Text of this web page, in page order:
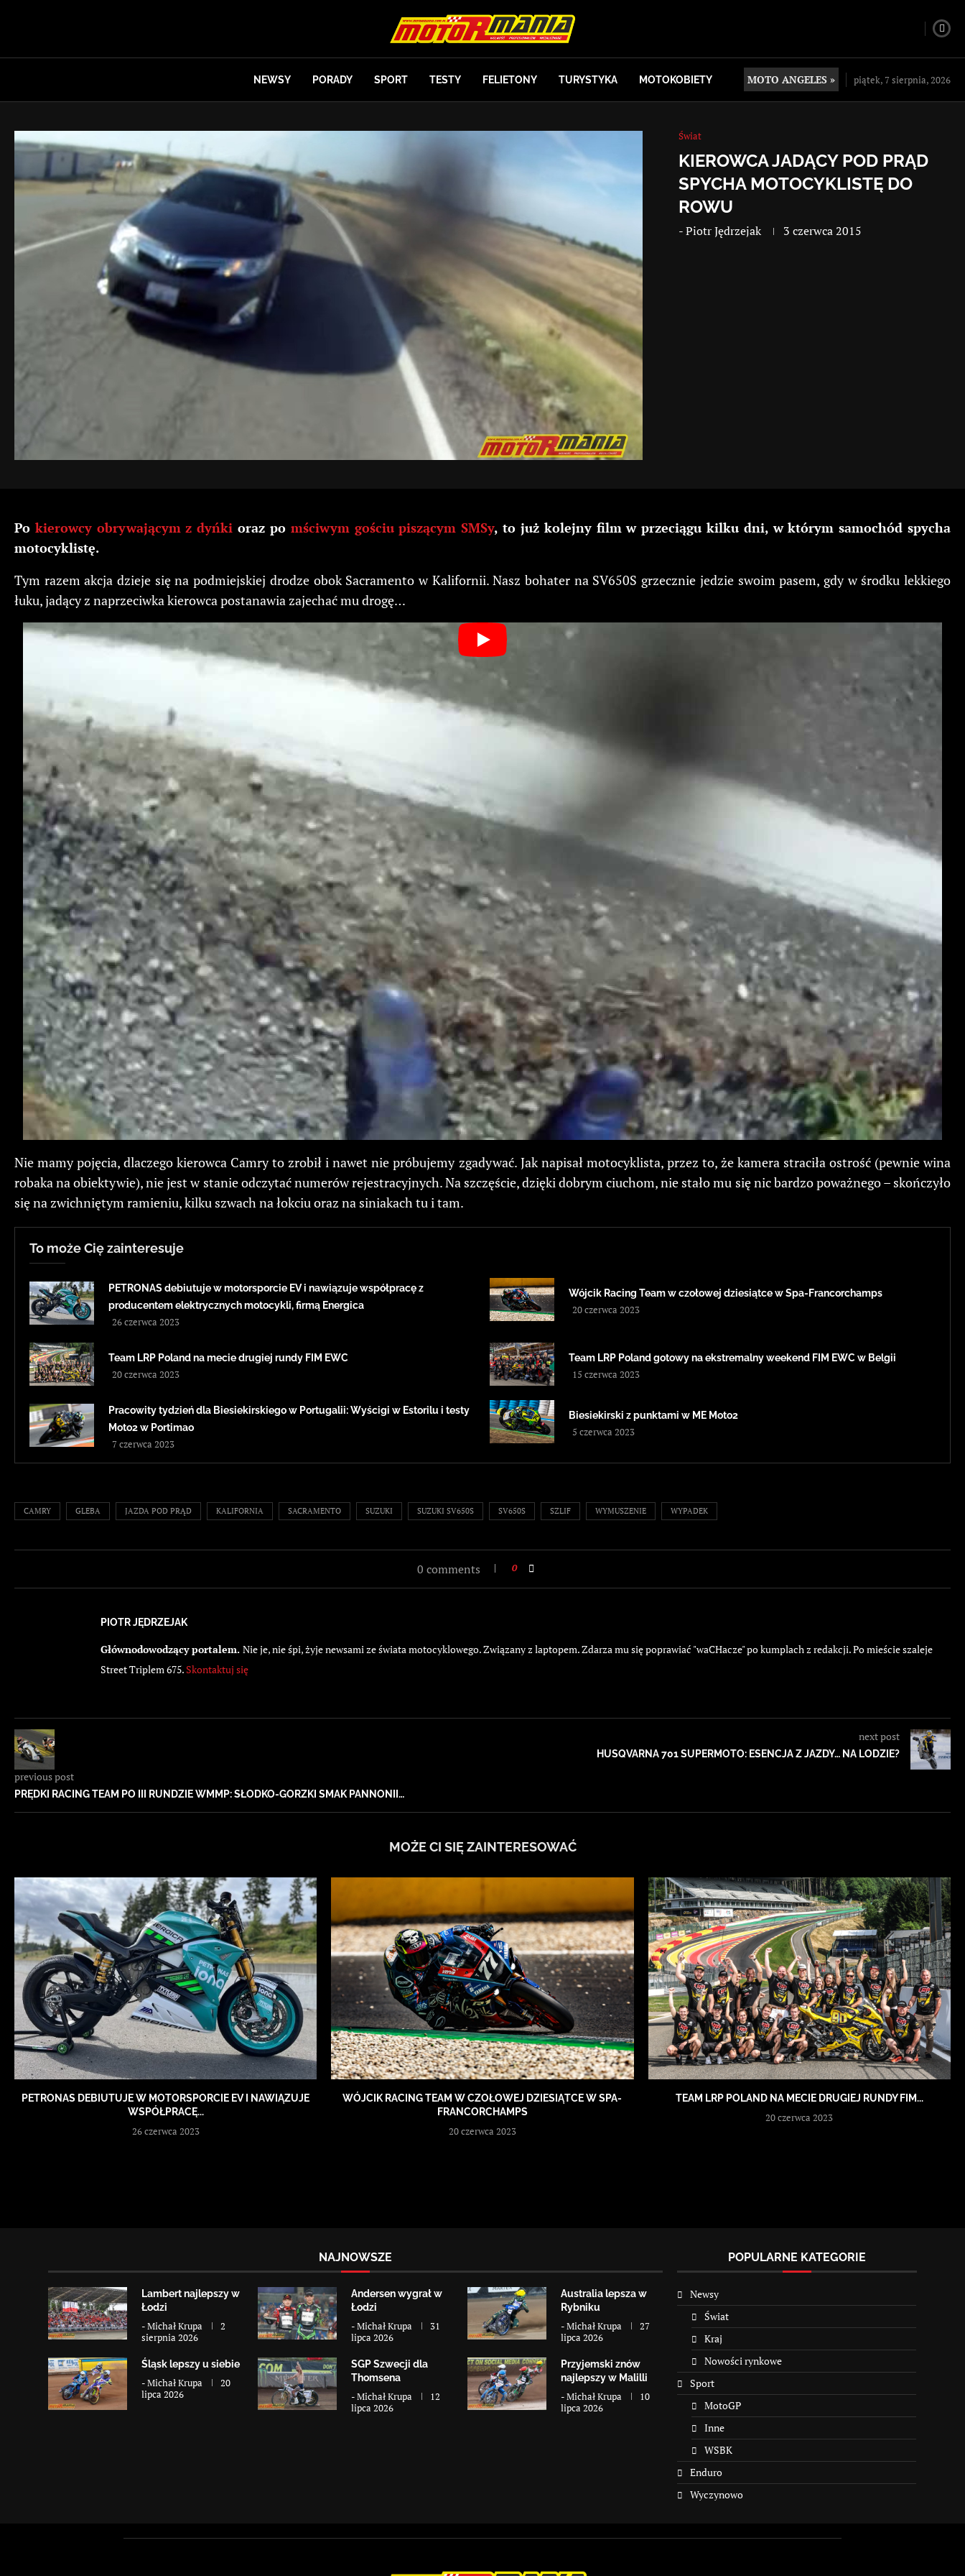
NEWSY PORADY SPORT TESTY FELIETONY TURYSTYKA MOTOKOBIETY MOTO ANGELES » piątek, 7 sierpnia, 2026
Świat
KIEROWCA JADĄCY POD PRĄD
SPYCHA MOTOCYKLISTĘ DO
ROWU
-Piotr Jędrzejak 3 czerwca 2015
Po kierowcy obrywającym z dyńki oraz po mściwym gościu piszącym SMSy, to już kolejny film w przeciągu kilku dni, w którym samochód spycha
motocyklistę.
Tym razem akcja dzieje się na podmiejskiej drodze obok Sacramento w Kalifornii. Nasz bohater na SV650S grzecznie jedzie swoim pasem, gdy w środku lekkiego
łuku, jadący z naprzeciwka kierowca postanawia zajechać mu drogę…
Nie mamy pojęcia, dlaczego kierowca Camry to zrobił i nawet nie próbujemy zgadywać. Jak napisał motocyklista, przez to, że kamera straciła ostrość (pewnie wina
robaka na obiektywie), nie jest w stanie odczytać numerów rejestracyjnych. Na szczęście, dzięki dobrym ciuchom, nie stało mu się nic bardzo poważnego – skończyło
się na zwichniętym ramieniu, kilku szwach na łokciu oraz na siniakach tu i tam.
To może Cię zainteresuje
PETRONAS debiutuje w motorsporcie EV i nawiązuje współpracę z
producentem elektrycznych motocykli, firmą Energica
26 czerwca 2023
Wójcik Racing Team w czołowej dziesiątce w Spa-Francorchamps
20 czerwca 2023
Team LRP Poland na mecie drugiej rundy FIM EWC
20 czerwca 2023
Team LRP Poland gotowy na ekstremalny weekend FIM EWC w Belgii
15 czerwca 2023
Pracowity tydzień dla Biesiekirskiego w Portugalii: Wyścigi w Estorilu i testy
Moto2 w Portimao
7 czerwca 2023
Biesiekirski z punktami w ME Moto2
5 czerwca 2023
CAMRY GLEBA JAZDA POD PRĄD KALIFORNIA SACRAMENTO SUZUKI SUZUKI SV650S SV650S SZLIF WYMUSZENIE WYPADEK
0 comments 0
PIOTR JĘDRZEJAK
Głównodowodzący portalem. Nie je, nie śpi, żyje newsami ze świata motocyklowego. Związany z laptopem. Zdarza mu się poprawiać "waCHacze" po kumplach z redakcji. Po mieście szaleje
Street Triplem 675. Skontaktuj się
previous post
PRĘDKI RACING TEAM PO III RUNDZIE WMMP: SŁODKO-GORZKI SMAK PANNONII…
next post
HUSQVARNA 701 SUPERMOTO: ESENCJA Z JAZDY… NA LODZIE?
MOŻE CI SIĘ ZAINTERESOWAĆ
PETRONAS DEBIUTUJE W MOTORSPORCIE EV I NAWIĄZUJE
WSPÓŁPRACĘ...
26 czerwca 2023
WÓJCIK RACING TEAM W CZOŁOWEJ DZIESIĄTCE W SPA-
FRANCORCHAMPS
20 czerwca 2023
TEAM LRP POLAND NA MECIE DRUGIEJ RUNDY FIM...
20 czerwca 2023
NAJNOWSZE
Lambert najlepszy w
Łodzi
-Michał Krupa
2
sierpnia 2026
Andersen wygrał w
Łodzi
-Michał Krupa
31
lipca 2026
Australia lepsza w
Rybniku
-Michał Krupa
27
lipca 2026
Śląsk lepszy u siebie
-Michał Krupa
20
lipca 2026
SGP Szwecji dla
Thomsena
-Michał Krupa
12
lipca 2026
Przyjemski znów
najlepszy w Malilli
-Michał Krupa
10
lipca 2026
POPULARNE KATEGORIE
Newsy
Świat
Kraj
Nowości rynkowe
Sport
MotoGP
Inne
WSBK
Enduro
Wyczynowo